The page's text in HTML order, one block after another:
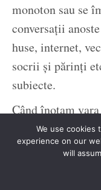
monoton sau se
conversații
huse, internet,
socrii și părinți
subiecte.
Când înotam
mal. Dădeam
opream atunci.
malul cu apa
ierburi. Priveam
We use cookies
experience on our
will